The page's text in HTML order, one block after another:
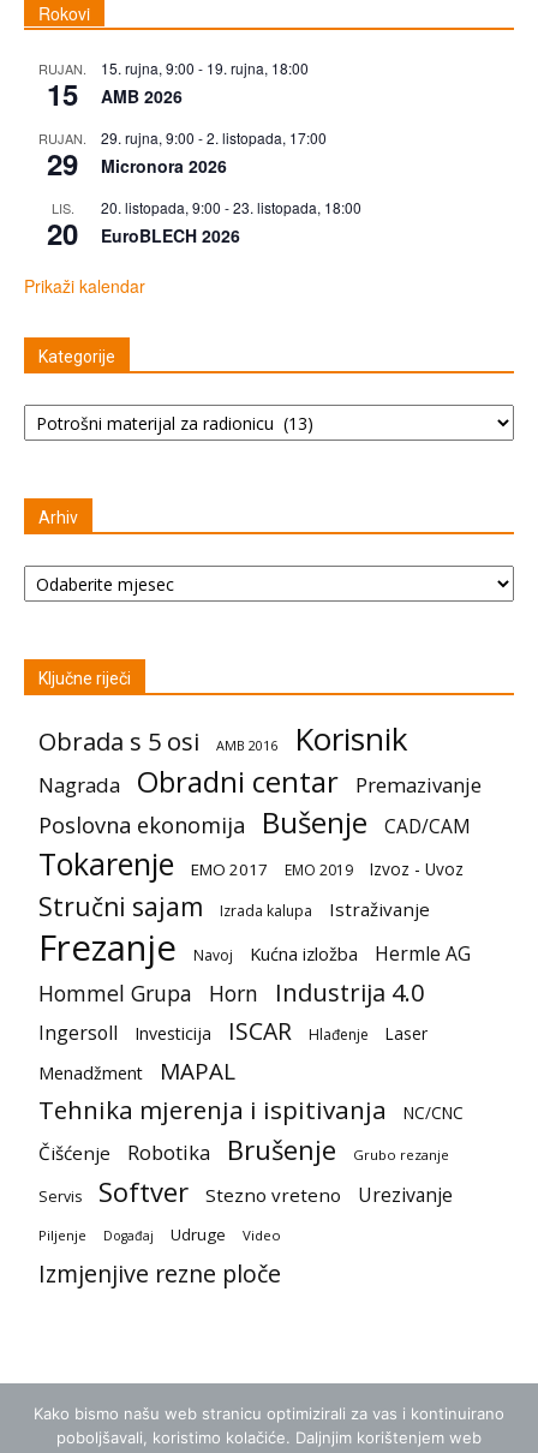
Rokovi
RUJAN.
15
15. rujna, 9:00 - 19. rujna, 18:00
AMB 2026
RUJAN.
29
29. rujna, 9:00 -2. listopada, 17:00
Micronora 2026
LIS.
20
20. listopada, 9:00 -23. listopada, 18:00
EuroBLECH 2026
Prikaži kalendar
Kategorije
Kategorije
Arhiv
Arhiv
Ključne riječi
Obrada s 5 osi AMB 2016 Korisnik
Nagrada Obradni centar Premazivanje
Poslovna ekonomija Bušenje CAD/CAM
Tokarenje EMO 2017 EMO 2019 Izvoz - Uvoz
Stručni sajam Izrada kalupa Istraživanje
Frezanje Navoj Kućna izložba Hermle AG
Hommel Grupa Horn Industrija 4.0
Ingersoll Investicija ISCAR Hlađenje
Laser
Menadžment
MAPAL
Tehnika mjerenja i ispitivanja NC/CNC
Čišćenje Robotika Brušenje Grubo rezanje
Servis Softver Stezno vreteno Urezivanje
Piljenje Događaj Udruge Video
Izmjenjive rezne ploče
Kako bismo našu web stranicu optimizirali za vas i kontinuirano
poboljšavali, koristimo kolačiće. Daljnjim korištenjem web